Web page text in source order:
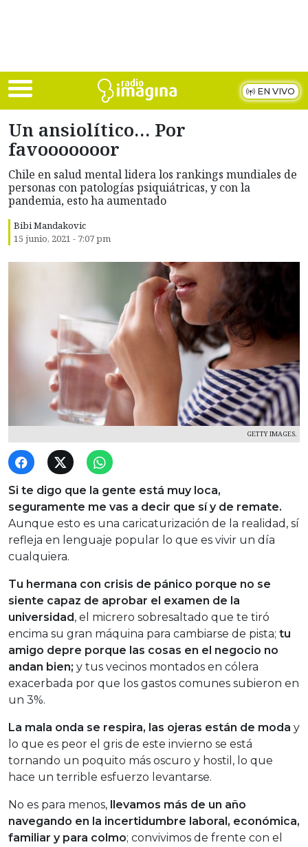
EN VIVO
Un ansiolítico… Por
favooooooor
Chile en salud mental lidera los rankings mundiales de
personas con patologías psiquiátricas, y con la
pandemia, esto ha aumentado
Bibi Mandakovic
15 junio, 2021 - 7:07 pm
GETTY IMAGES.
Si te digo que la gente está muy loca,
seguramente me vas a decir que sí y de remate.
Aunque esto es una caricaturización de la realidad, sí
refleja en lenguaje popular lo que es vivir un día
cualquiera.
Tu hermana con crisis de pánico porque no se
siente capaz de aprobar el examen de la
universidad , el micrero sobresaltado que te tiró
encima su gran máquina para cambiarse de pista; tu
amigo depre porque las cosas en el negocio no
andan bien; y tus vecinos montados en cólera
exacerbada por que los gastos comunes subieron en
un 3%.
La mala onda se respira, las ojeras están de moda y
lo que es peor el gris de este invierno se está
tornando un poquito más oscuro y hostil, lo que
hace un terrible esfuerzo levantarse.
No es para menos,
llevamos más de un año
navegando en la incertidumbre laboral, económica,
familiar y para colmo; convivimos de frente con el